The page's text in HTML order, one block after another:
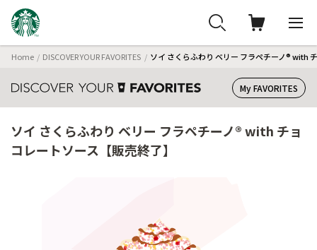
Home DISCOVER YOUR FAVORITES ソイ さくらふわり ベリー フラペチーノ® with
My FAVORITES
ソイ さくらふわり ベリー フラペチーノ® with チョ
コレートソース【販売終了】